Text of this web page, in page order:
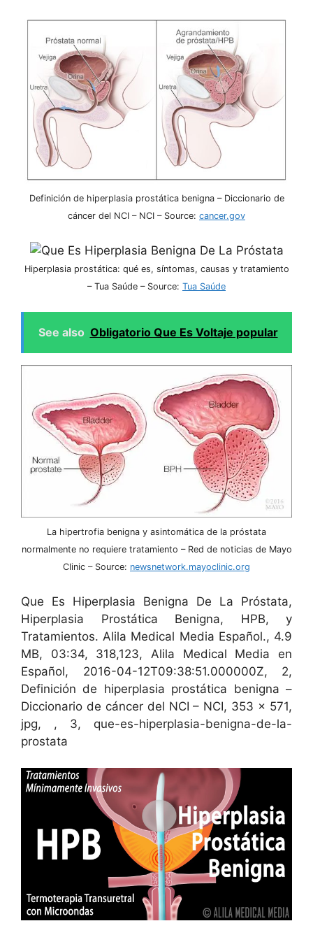
Definición de hiperplasia prostática benigna – Diccionario de
cáncer del NCI – NCI – Source: cancer.gov
Hiperplasia prostática: qué es, síntomas, causas y tratamiento
– Tua Saúde – Source: Tua Saúde
See also Obligatorio Que Es Voltaje popular
La hipertrofia benigna y asintomática de la próstata
normalmente no requiere tratamiento – Red de noticias de Mayo
Clinic – Source: newsnetwork.mayoclinic.org
Que Es Hiperplasia Benigna De La Próstata,
Hiperplasia Prostática Benigna, HPB, y
Tratamientos. Alila Medical Media Español., 4.9
MB, 03:34, 318,123, Alila Medical Media en
Español, 2016-04-12T09:38:51.000000Z, 2,
Definición de hiperplasia prostática benigna –
Diccionario de cáncer del NCI – NCI, 353 x 571,
jpg, , 3, que-es-hiperplasia-benigna-de-la-
prostata